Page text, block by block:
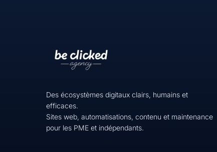
Des écosystèmes digitaux clairs, humains et
efficaces.
Sites web, automatisations, contenu et maintenance
pour les PME et indépendants.